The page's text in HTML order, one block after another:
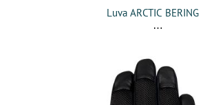
Luva ARCTIC BERING